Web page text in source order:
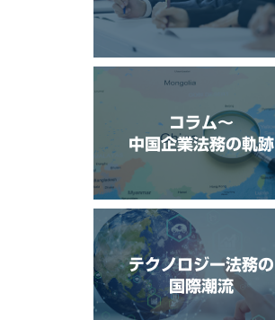
コラム〜
中国企業法務の軌跡
テクノロジー法務の
国際潮流